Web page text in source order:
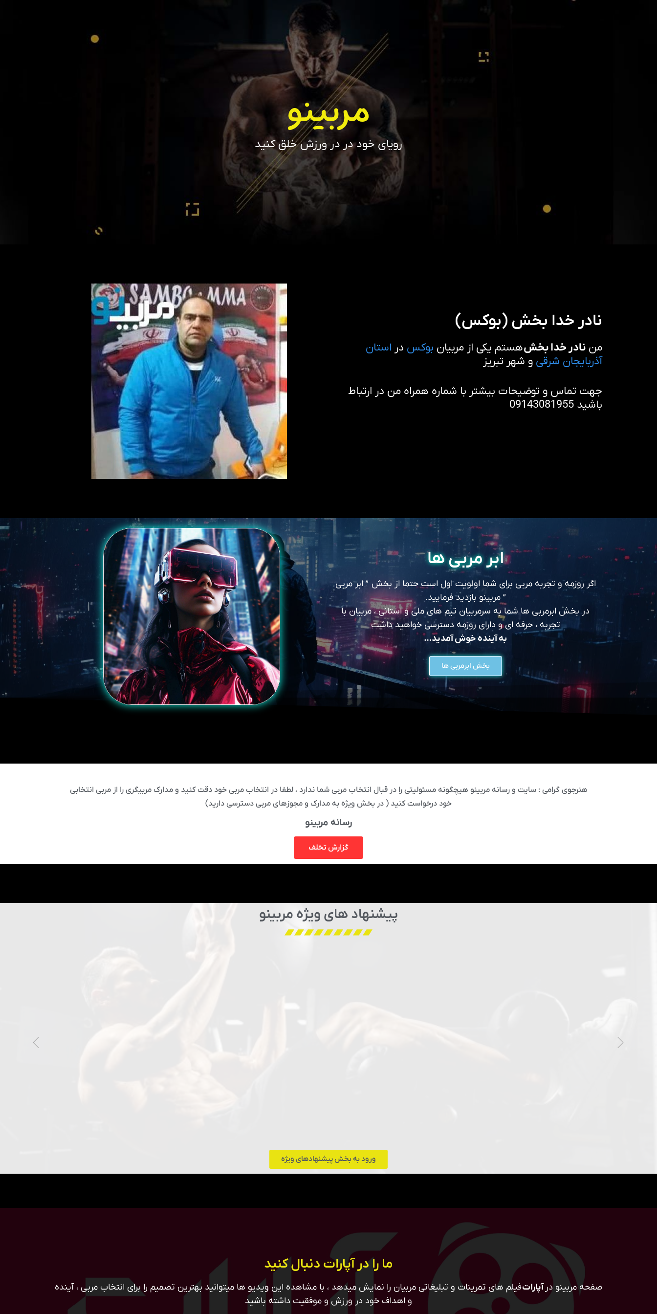
مربینو
رویای خود در در ورزش خلق کنید
نادر خدا بخش (بوکس)
من نادر خدا بخشهستم یکی از مربیان بوکس در استان
آذربایجان شرقی و شهر تبریز
جهت تماس و توضیحات بیشتر با شماره همراه من در ارتباط
باشید 09143081955
ابر مربی ها
اگر روزمه و تجربه مربی برای شما اولویت اول است حتما از بخش ” ابر مربی
” مربینو بازدید فرمایید.
در بخش ابرمربی ها شما به سرمربیان تیم های ملی و استانی ، مربیان با
تجربه ، حرفه ای و دارای روزمه دسترسی خواهید داشت
به آینده خوش آمدید…
بخش ابرمربی ها
هنرجوی گرامی : سایت و رسانه مربینو هیچگونه مسئولیتی را در قبال انتخاب مربی شما ندارد ، لطفا در انتخاب مربی خود دقت کنید و مدارک مربیگری را از مربی انتخابی
خود درخواست کنید ( در بخش ویژه به مدارک و مجوزهای مربی دسترسی دارید)
رسانه مربینو
گزارش تخلف
پیشنهاد های ویژه مربینو
ورود به بخش پیشنهادهای ویژه
ما را در آپارات دنبال کنید
صفحه مربینو در آپاراتفیلم های تمرینات و تبلیغاتی مربیان را نمایش میدهد ، با مشاهده این ویدیو ها میتوانید بهترین تصمیم را برای انتخاب مربی ، آینده
و اهداف خود در ورزش و موفقیت داشته باشید